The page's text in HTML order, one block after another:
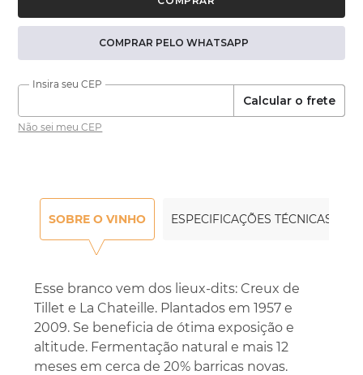
COMPRAR PELO WHATSAPP
Não sei meu CEP
Calcular o frete
SOBRE O VINHO ESPECIFICAÇÕES TÉCNICAS
Esse branco vem dos lieux-dits: Creux de
Tillet e La Chateille. Plantados em 1957 e
2009. Se beneficia de ótima exposição e
altitude. Fermentação natural e mais 12
meses em cerca de 20% barricas novas.